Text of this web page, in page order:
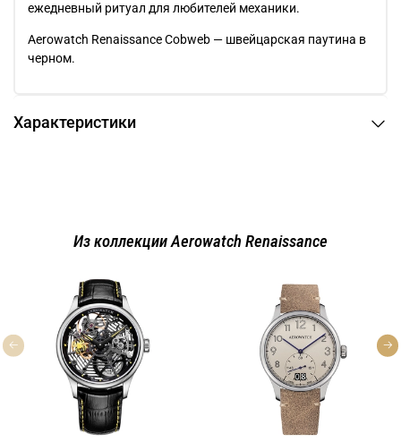
ежедневный ритуал для любителей механики.
Aerowatch Renaissance Cobweb — швейцарская паутина в
черном.
Характеристики
Из коллекции Aerowatch Renaissance